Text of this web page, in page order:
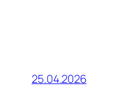
25.04.2026